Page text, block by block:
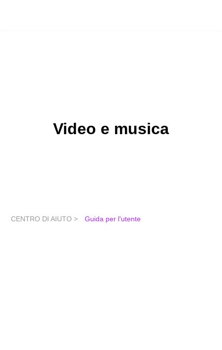
Video e musica
CENTRO DI AIUTO > Guida per l'utente